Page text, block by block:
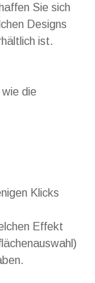
Sie sich
Designs
ist.
die
Klicks
Effekt